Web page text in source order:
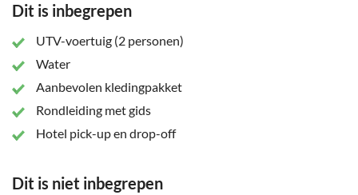
Dit is inbegrepen
UTV-voertuig (2 personen)
Water
Aanbevolen kledingpakket
Rondleiding met gids
Hotel pick-up en drop-off
Dit is niet inbegrepen